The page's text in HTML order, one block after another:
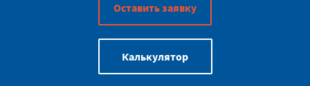
Оставить заявку
Калькулятор